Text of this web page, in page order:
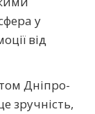
у
від
Дніпро-
зручність,